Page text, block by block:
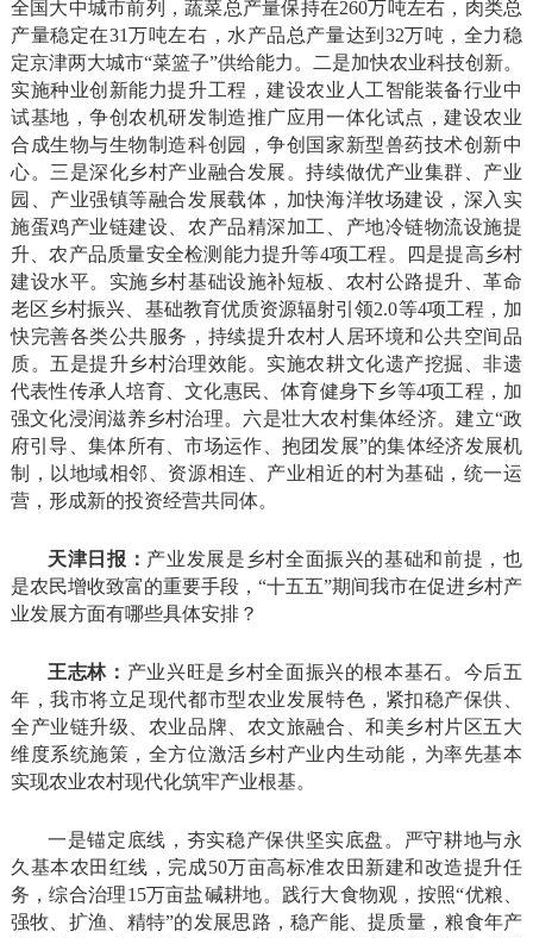
全国大中城市前列，蔬菜总产量保持在260万吨左右，肉类总
产量稳定在31万吨左右，水产品总产量达到32万吨，全力稳
定京津两大城市“菜篮子”供给能力。二是加快农业科技创新。
实施种业创新能力提升工程，建设农业人工智能装备行业中
试基地，争创农机研发制造推广应用一体化试点，建设农业
合成生物与生物制造科创园，争创国家新型兽药技术创新中
心。三是深化乡村产业融合发展。持续做优产业集群、产业
园、产业强镇等融合发展载体，加快海洋牧场建设，深入实
施蛋鸡产业链建设、农产品精深加工、产地冷链物流设施提
升、农产品质量安全检测能力提升等4项工程。四是提高乡村
建设水平。实施乡村基础设施补短板、农村公路提升、革命
老区乡村振兴、基础教育优质资源辐射引领2.0等4项工程，加
快完善各类公共服务，持续提升农村人居环境和公共空间品
质。五是提升乡村治理效能。实施农耕文化遗产挖掘、非遗
代表性传承人培育、文化惠民、体育健身下乡等4项工程，加
强文化浸润滋养乡村治理。六是壮大农村集体经济。建立“政
府引导、集体所有、市场运作、抱团发展”的集体经济发展机
制，以地域相邻、资源相连、产业相近的村为基础，统一运
营，形成新的投资经营共同体。
天津日报： 产业发展是乡村全面振兴的基础和前提，也
是农民增收致富的重要手段，“十五五”期间我市在促进乡村产
业发展方面有哪些具体安排？
王志林： 产业兴旺是乡村全面振兴的根本基石。今后五
年，我市将立足现代都市型农业发展特色，紧扣稳产保供、
全产业链升级、农业品牌、农文旅融合、和美乡村片区五大
维度系统施策，全方位激活乡村产业内生动能，为率先基本
实现农业农村现代化筑牢产业根基。
一是锚定底线，夯实稳产保供坚实底盘。严守耕地与永
久基本农田红线，完成50万亩高标准农田新建和改造提升任
务，综合治理15万亩盐碱耕地。践行大食物观，按照“优粮、
强牧、扩渔、精特”的发展思路，稳产能、提质量，粮食年产